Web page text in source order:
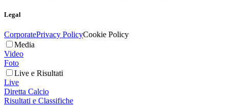
Legal
CorporatePrivacy PolicyCookie Policy
Media
Video
Foto
Live e Risultati
Live
Diretta Calcio
Risultati e Classifiche